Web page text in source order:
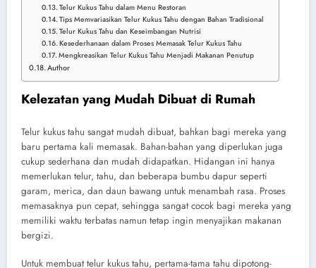
Telur Kukus Tahu dalam Menu Restoran
Tips Memvariasikan Telur Kukus Tahu dengan Bahan Tradisional
Telur Kukus Tahu dan Keseimbangan Nutrisi
Kesederhanaan dalam Proses Memasak Telur Kukus Tahu
Mengkreasikan Telur Kukus Tahu Menjadi Makanan Penutup
Author
Kelezatan yang Mudah Dibuat di Rumah
Telur kukus tahu sangat mudah dibuat, bahkan bagi mereka yang
baru pertama kali memasak. Bahan-bahan yang diperlukan juga
cukup sederhana dan mudah didapatkan. Hidangan ini hanya
memerlukan telur, tahu, dan beberapa bumbu dapur seperti
garam, merica, dan daun bawang untuk menambah rasa. Proses
memasaknya pun cepat, sehingga sangat cocok bagi mereka yang
memiliki waktu terbatas namun tetap ingin menyajikan makanan
bergizi.
Untuk membuat telur kukus tahu, pertama-tama tahu dipotong-